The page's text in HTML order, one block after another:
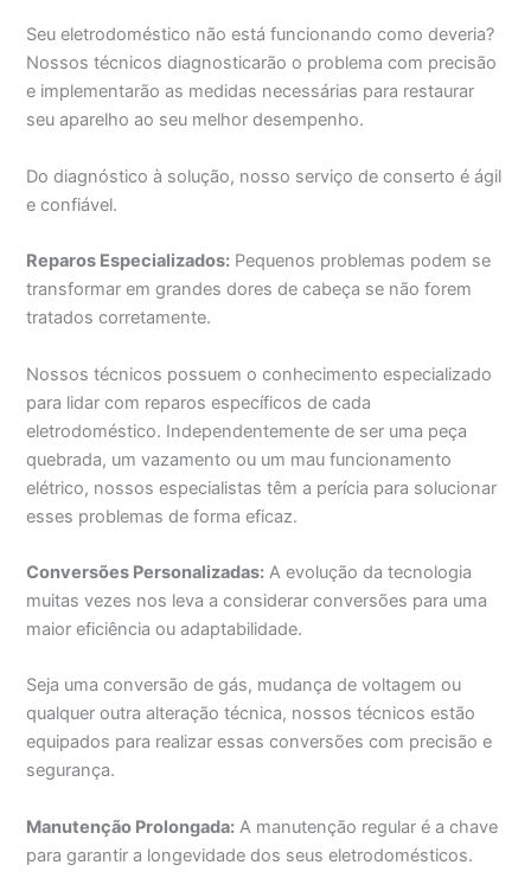
Seu eletrodoméstico não está funcionando como deveria?
Nossos técnicos diagnosticarão o problema com precisão
e implementarão as medidas necessárias para restaurar
seu aparelho ao seu melhor desempenho.
Do diagnóstico à solução, nosso serviço de conserto é ágil
e confiável.
Reparos Especializados: Pequenos problemas podem se
transformar em grandes dores de cabeça se não forem
tratados corretamente.
Nossos técnicos possuem o conhecimento especializado
para lidar com reparos específicos de cada
eletrodoméstico. Independentemente de ser uma peça
quebrada, um vazamento ou um mau funcionamento
elétrico, nossos especialistas têm a perícia para solucionar
esses problemas de forma eficaz.
Conversões Personalizadas: A evolução da tecnologia
muitas vezes nos leva a considerar conversões para uma
maior eficiência ou adaptabilidade.
Seja uma conversão de gás, mudança de voltagem ou
qualquer outra alteração técnica, nossos técnicos estão
equipados para realizar essas conversões com precisão e
segurança.
Manutenção Prolongada: A manutenção regular é a chave
para garantir a longevidade dos seus eletrodomésticos.